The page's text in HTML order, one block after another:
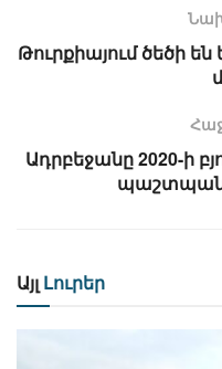
Թուրքիայում ծեծի
Ադրբեջանը 2020-ի
Այլ Լուրեր